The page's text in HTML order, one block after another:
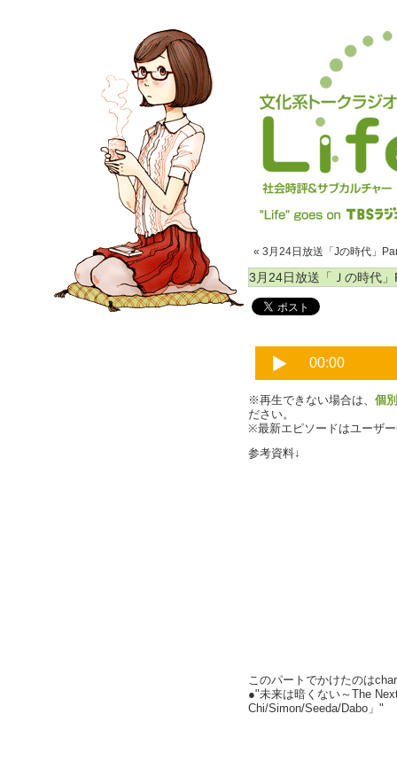
« 3月24日放送「Jの時代」
3月24日放送「Ｊの時代
※再生できない場合は、 個
ださい。
※最新エピソードはユーザ
参考資料↓
このパートでかけたのは
●"未来は暗くない～The
Chi/Simon/Seeda/Dabo」"